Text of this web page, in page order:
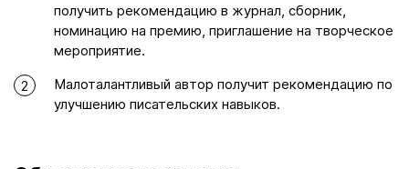
получить рекомендацию в журнал, сборник,
номинацию на премию, приглашение на творческое
мероприятие.
2
Малоталантливый автор получит рекомендацию по
улучшению писательских навыков.